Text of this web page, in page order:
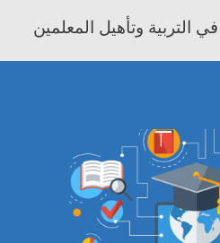
التربية وتأهيل المعلمين